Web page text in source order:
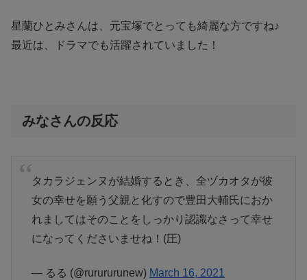
星蘭ひとみさんは、元宝塚でとっても綺麗な方ですね♪
最近は、ドラマでも活躍されていました！
みなさんの反応
タカラジェンヌが結婚するとき、全ヅカオタが彼
女の幸せを願う父親と化すので豊田大輔氏におか
れましてはそのことをしっかり認識なさって幸せ
になってくださいませね！(圧)
— るる (@rurururunew) March 16, 2021